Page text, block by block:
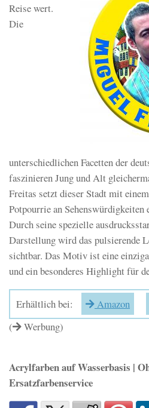
Reise wert.
Die
unterschiedlichen Facetten der
faszinieren Jung und Alt
Freitas setzt dieser Stadt mit
Potpourrie an
Durch seine spezielle
Darstellung wird das pulsierende
sichtbar. Das Motiv ist eine
und ein besonderes Highlight für
Erhältlich bei: Amazon
(
Werbung)
Acrylfarben auf Wasserbasis |
Ersatzfarbenservice